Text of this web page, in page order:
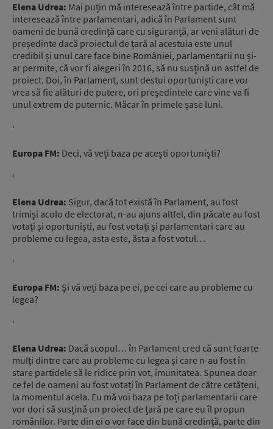
Elena Udrea: Mai puțin mă interesează între partide, cât mă
interesează între parlamentari, adică în Parlament sunt
oameni de bună credință care cu siguranță, ar veni alături de
președinte dacă proiectul de țară al acestuia este unul
credibil și unul care face bine României, parlamentarii nu și-
ar permite, că vor fi alegeri în 2016, să nu susțină un astfel de
proiect. Doi, în Parlament, sunt destui oportuniști care vor
vrea să fie alături de putere, ori președintele care vine va fi
unul extrem de puternic. Măcar în primele șase luni.
‘
Europa FM: Deci, vă veți baza pe acești oportuniști?
‘
Elena Udrea: Sigur, dacă tot există în Parlament, au fost
trimiși acolo de electorat, n-au ajuns altfel, din păcate au fost
votați și oportuniști, au fost votați și parlamentari care au
probleme cu legea, asta este, ăsta a fost votul…
‘
Europa FM: Și vă veți baza pe ei, pe cei care au probleme cu
legea?
‘
Elena Udrea: Dacă scopul… în Parlament cred că sunt foarte
mulți dintre care au probleme cu legea și care n-au fost în
stare partidele să le ridice prin vot, imunitatea. Spunea doar
ce fel de oameni au fost votați în Parlament de către cetățeni,
la momentul acela. Eu mă voi baza pe toți parlamentarii care
vor dori să susțină un proiect de țară pe care eu îl propun
românilor. Parte din ei o vor face din bună credință, parte din